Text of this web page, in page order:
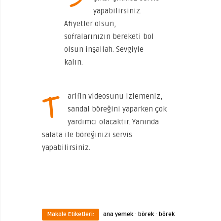
yapabilirsiniz.
Afiyetler olsun,
sofralarınızın bereketi bol
olsun inşallah. Sevgiyle
kalın.
T
arifin videosunu izlemeniz,
sandal böreğini yaparken çok
yardımcı olacaktır. Yanında
salata ile böreğinizi servis
yapabilirsiniz.
Makale Etiketleri: ana yemek· börek· börek